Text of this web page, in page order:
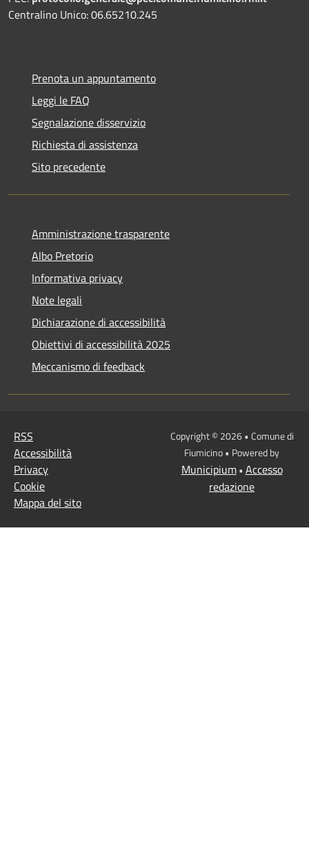
Centralino Unico: 06.65210.245
Prenota un appuntamento
Leggi le FAQ
Segnalazione disservizio
Richiesta di assistenza
Sito precedente
Amministrazione trasparente
Albo Pretorio
Informativa privacy
Note legali
Dichiarazione di accessibilità
Obiettivi di accessibilità 2025
Meccanismo di feedback
RSS
Accessibilità
Privacy
Cookie
Mappa del sito
Copyright © 2026 • Comune di
Fiumicino • Powered by
Municipium• Accesso
redazione